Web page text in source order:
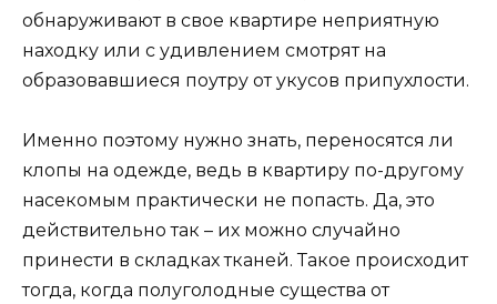
обнаруживают в свое квартире неприятную
находку или с удивлением смотрят на
образовавшиеся поутру от укусов припухлости.
Именно поэтому нужно знать, переносятся ли
клопы на одежде, ведь в квартиру по-другому
насекомым практически не попасть. Да, это
действительно так – их можно случайно
принести в складках тканей. Такое происходит
тогда, когда полуголодные существа от